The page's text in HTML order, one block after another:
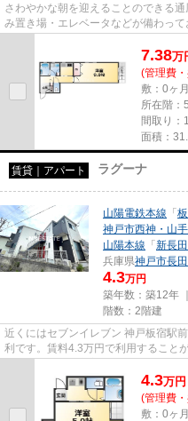
さわやかな朝を迎えることのできる
み置き場・エレベータなどが備わっ
7.38万
(管理費
敷：0ヶ
所在階：
間取り：
面積：
賃貸｜アパート ラグーナ
山陽電鉄本線 「
神戸市西神・山
山陽本線 「 新長田
兵庫県神戸市長
4.3万円
築年数：築12年
階数：2階建
近くにはセブンイレブン 神戸板宿駅
利です。賃料4.3万円で利用すること
4.3万円
(管理費
敷：0ヶ